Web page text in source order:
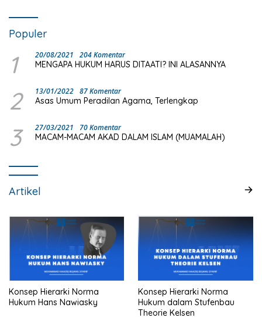
Populer
1 20/08/2021 204 Komentar
MENGAPA HUKUM HARUS DITAATI? INI ALASANNYA
2 13/01/2022 87 Komentar
Asas Umum Peradilan Agama, Terlengkap
3 27/03/2021 70 Komentar
MACAM-MACAM AKAD DALAM ISLAM (MUAMALAH)
Artikel
Konsep Hierarki Norma
Hukum Hans Nawiasky
Konsep Hierarki Norma
Hukum dalam Stufenbau
Theorie Kelsen